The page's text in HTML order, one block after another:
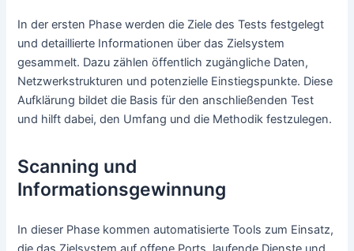
In der ersten Phase werden die Ziele des Tests festgelegt
und detaillierte Informationen über das Zielsystem
gesammelt. Dazu zählen öffentlich zugängliche Daten,
Netzwerkstrukturen und potenzielle Einstiegspunkte. Diese
Aufklärung bildet die Basis für den anschließenden Test
und hilft dabei, den Umfang und die Methodik festzulegen.
Scanning und
Informationsgewinnung
In dieser Phase kommen automatisierte Tools zum Einsatz,